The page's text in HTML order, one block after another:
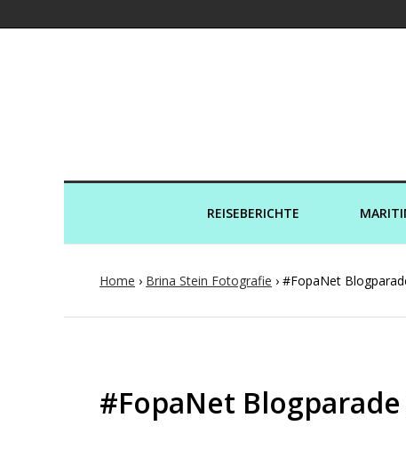
REISEBERICHTE
Home › Brina Stein Fotografie › #FopaNet
#FopaNet